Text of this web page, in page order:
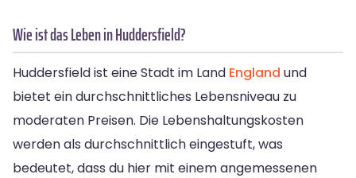
Wie ist das Leben in Huddersfield?
Huddersfield ist eine Stadt im Land England und
bietet ein durchschnittliches Lebensniveau zu
moderaten Preisen. Die Lebenshaltungskosten
werden als durchschnittlich eingestuft, was
bedeutet, dass du hier mit einem angemessenen